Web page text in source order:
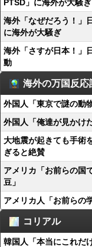
PTSD」に海外が大騒ぎ
海外「なぜだろう！」
に海外が大騒ぎ
海外「さすが日本！」
動
海外の万国反応
外国人「東京で謎の動
外国人「俺達が見かけ
大地震が起きても手術
ぎると絶賛
アメリカ「お前らの国
豆」
アメリカ人「お前らの
コリアル
韓国人「本当にこれだ